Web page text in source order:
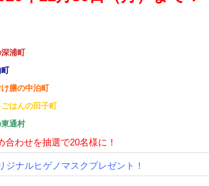
浦町
膳の中泊町
はんの田子町
通村
わせを抽選で20名様に！
ナルヒゲノマスクプレゼント！